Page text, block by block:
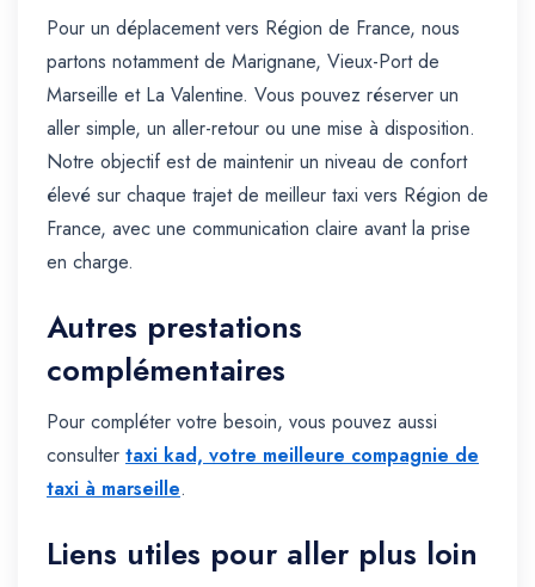
Pour un déplacement vers Région de France, nous
partons notamment de Marignane, Vieux-Port de
Marseille et La Valentine. Vous pouvez réserver un
aller simple, un aller-retour ou une mise à disposition.
Notre objectif est de maintenir un niveau de confort
élevé sur chaque trajet de meilleur taxi vers Région de
France, avec une communication claire avant la prise
en charge.
Autres prestations
complémentaires
Pour compléter votre besoin, vous pouvez aussi
consulter taxi kad, votre meilleure compagnie de
taxi à marseille.
Liens utiles pour aller plus loin